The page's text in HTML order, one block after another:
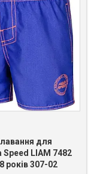
для
Speed LIAM 7482
років 307-02